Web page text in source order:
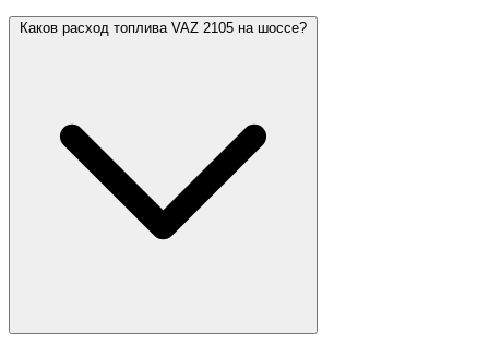
Каков расход топлива VAZ 2105 на шоссе?